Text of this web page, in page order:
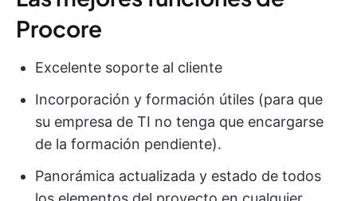
Procore
Excelente soporte al cliente
Incorporación y formación útiles (para que
su empresa de TI no tenga que encargarse
de la formación pendiente).
Panorámica actualizada y estado de todos